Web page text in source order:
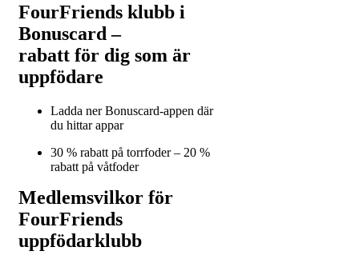
FourFriends klubb i
Bonuscard –
rabatt för dig som är
uppfödare
Ladda ner Bonuscard-appen där
du hittar appar
30 % rabatt på torrfoder – 20 %
rabatt på våtfoder
Medlemsvilkor för
FourFriends
uppfödarklubb